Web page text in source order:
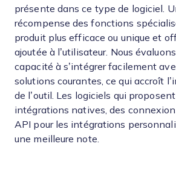
présente dans ce type de logiciel.
récompense des fonctions
produit plus efficace ou unique et
ajoutée à l’utilisateur. Nous
capacité à s’intégrer facilement
solutions courantes, ce qui accroît
de l’outil. Les logiciels qui
intégrations natives, des
API pour les intégrations
une meilleure note.